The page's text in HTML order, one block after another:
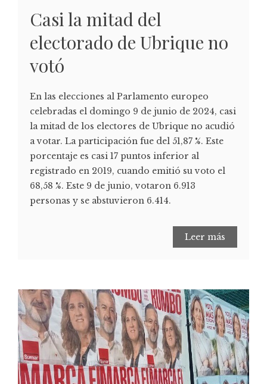
Casi la mitad del
electorado de Ubrique no
votó
En las elecciones al Parlamento europeo
celebradas el domingo 9 de junio de 2024, casi
la mitad de los electores de Ubrique no acudió
a votar. La participación fue del 51,87 %. Este
porcentaje es casi 17 puntos inferior al
registrado en 2019, cuando emitió su voto el
68,58 %. Este 9 de junio, votaron 6.913
personas y se abstuvieron 6.414.
Leer más